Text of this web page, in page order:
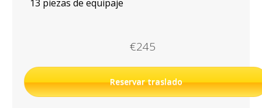
13 piezas de equipaje
€245
Reservar traslado